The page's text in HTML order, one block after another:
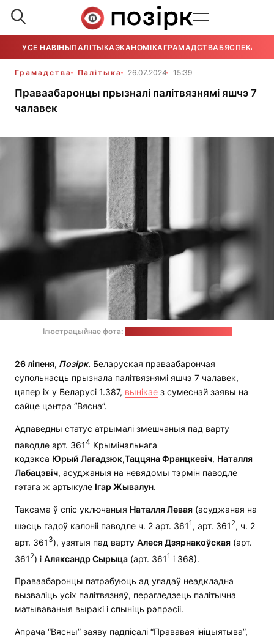
УСЕ НАВІНЫПАЛІТЫКАЭКАНОМІКАГРАМАДСТВАБЯСПЕКА
Грамадства Палітыка 26.07.2024 15:39
Праваабаронцы прызналі палітвязнямі яшчэ 7
чалавек
Ілюстрацыйнае фота:
26 ліпеня, Позірк. Беларуская праваабарончая
супольнасць прызнала палітвязнямі яшчэ 7 чалавек,
цяпер іх у Беларусі 1.387, вынікае з сумеснай заявы на
сайце цэнтра “Вясна”.
Адпаведны статус атрымалі змешчаныя пад варту
паводле арт. 3614 Крымінальнага
кодэкса Юрый Лагадзюк,Таццяна Францкевіч, Наталля
Лабацэвіч, асуджаныя на невядомы тэрмін паводле
гэтага ж артыкуле Ігар Жывалун.
Таксама ў спіс уключаныя Наталля Левая (асуджаная на
шэсць гадоў калоніі паводле ч. 2 арт. 3611 , арт. 361 2, ч. 2
арт. 361 3), узятыя пад варту Алеся Дзярнакоўская (арт.
361 2) і Аляксандр Сырыца (арт. 3611 і 368).
Праваабаронцы патрабуюць ад уладаў неадкладна
вызваліць усіх палітвязняў, перагледзець палітычна
матываваныя выракі і спыніць рэпрэсіі.
Апрача “Вясны” заяву падпісалі “Прававая ініцыятыва”,